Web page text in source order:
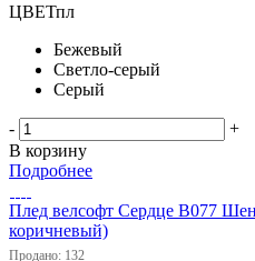
ЦВЕТпл
Бежевый
Светло-серый
Серый
-
+
В корзину
Подробнее
Плед велсофт Сердце В077
коричневый)
Продано: 132